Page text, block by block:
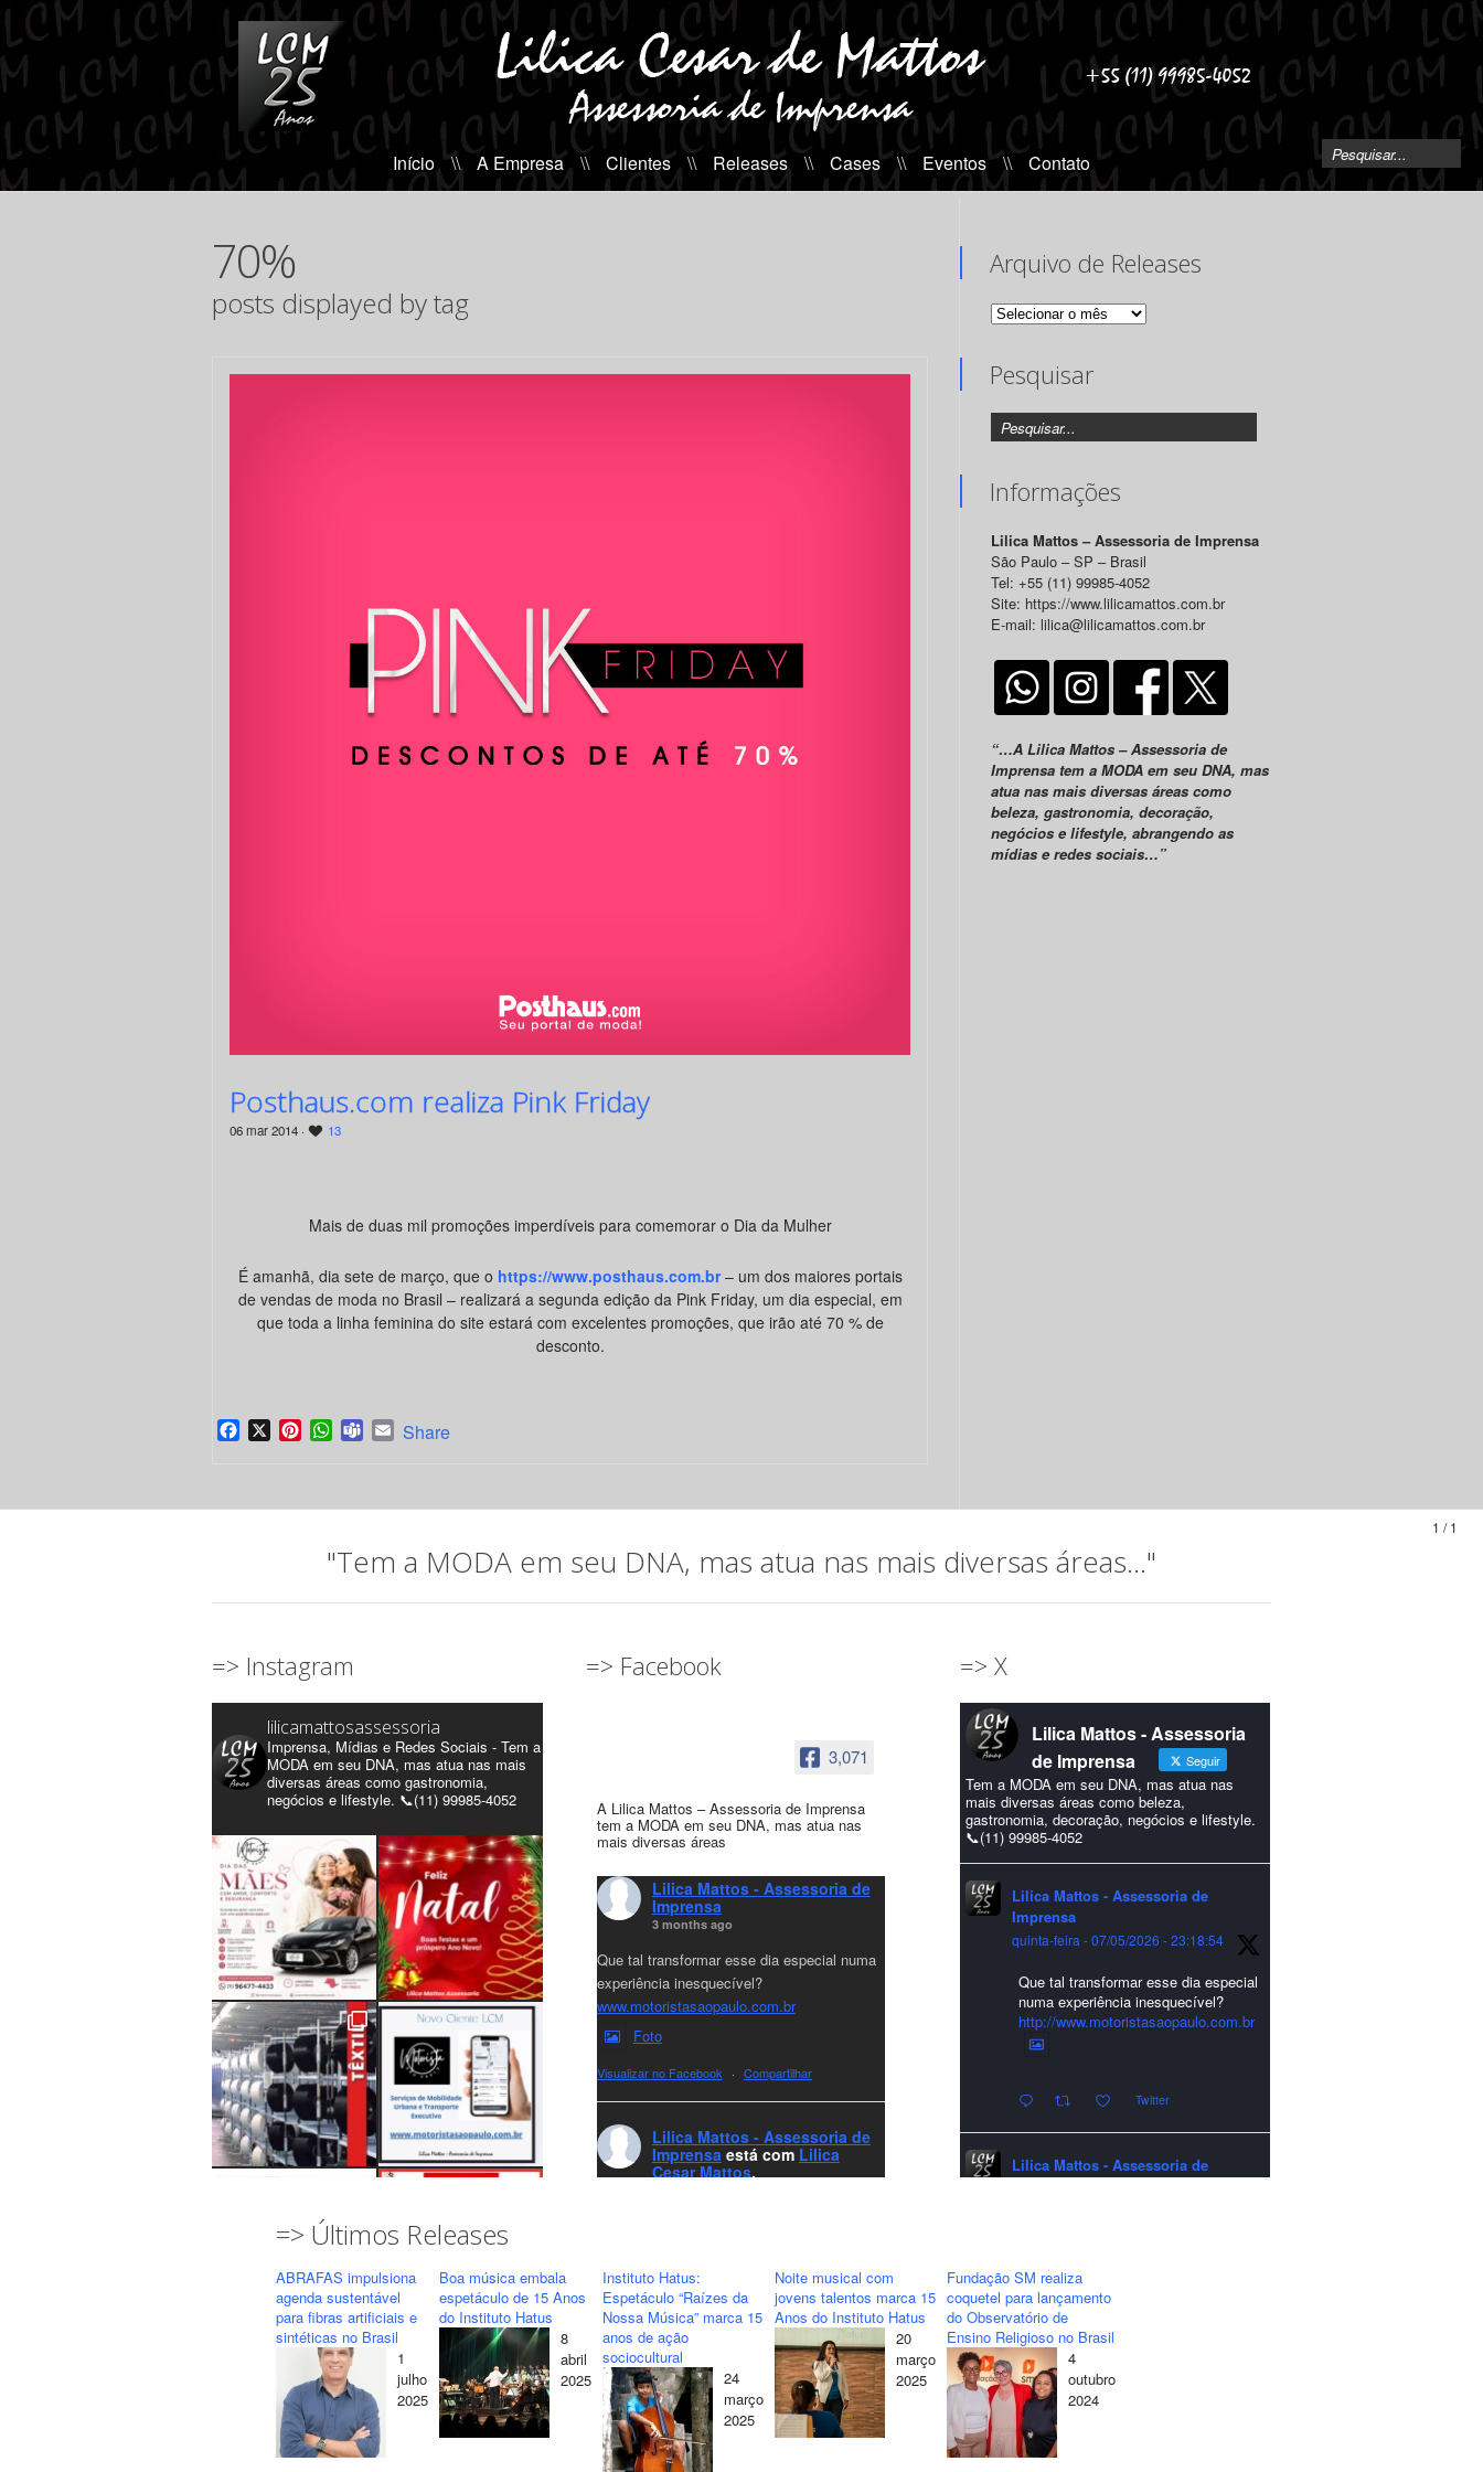
Início \\ A Empresa \\ Clientes \\ Releases \\ Cases \\ Eventos \\ Contato
70%
posts displayed by tag
Posthaus.com realiza Pink Friday
06 mar 2014 · 13
Mais de duas mil promoções imperdíveis para comemorar o Dia da Mulher
É amanhã, dia sete de março, que o https://www.posthaus.com.br – um dos maiores portais
de vendas de moda no Brasil – realizará a segunda edição da Pink Friday, um dia especial, em
que toda a linha feminina do site estará com excelentes promoções, que irão até 70 % de
desconto.
Facebook
X PinterestWhatsApp
TeamsEmail
Share
Arquivo de Releases
Arquivo
Pesquisar
Informações
Lilica Mattos – Assessoria de Imprensa
São Paulo – SP – Brasil
Tel: +55 (11) 99985-4052
Site: https://www.lilicamattos.com.br
E-mail: lilica@lilicamattos.com.br
“…A Lilica Mattos – Assessoria de
Imprensa tem a MODA em seu DNA, mas
atua nas mais diversas áreas como
beleza, gastronomia, decoração,
negócios e lifestyle, abrangendo as
mídias e redes sociais…”
1 / 1
"Tem a MODA em seu DNA, mas atua nas mais diversas áreas..."
=> Instagram
lilicamattosassessoria
Imprensa, Mídias e Redes Sociais - Tem a
MODA em seu DNA, mas atua nas mais
diversas áreas como gastronomia,
negócios e lifestyle. 📞(11) 99985-4052
Carregar mais... Seguir
=> Facebook
3,071
A Lilica Mattos – Assessoria de Imprensa
tem a MODA em seu DNA, mas atua nas
mais diversas áreas
Lilica Mattos - Assessoria de
Imprensa
3 months ago
Que tal transformar esse dia especial numa
experiência inesquecível?
www.motoristasaopaulo.com.br
Foto
Visualizar no Facebook · Compartilhar
Lilica Mattos - Assessoria de
Imprensa está com Lilica
Cesar Mattos.
realizações para todos clientes, jornalistas e
amigos que sempre nos acompanham!🎄✨
🥂❤️
#lcmassessoria
#natal
#merrychristmas #felizanonovo
#HappyNewYear
Foto
Visualizar no Facebook
=> X
Lilica Mattos - Assessoria
de Imprensa
Seguir
Tem a MODA em seu DNA, mas atua nas
mais diversas áreas como beleza,
gastronomia, decoração, negócios e lifestyle.
📞(11) 99985-4052
Lilica Mattos - Assessoria de
Imprensa
quinta-feira - 07/05/2026 - 23:18:54
Que tal transformar esse dia especial
numa experiência inesquecível?
http://www.motoristasaopaulo.com.br
Twitter
Lilica Mattos - Assessoria de
excelente Natal e um 2026 repleto de
conquistas e realizações para todos
clientes, jornalistas e amigos que
sempre nos acompanham!🎄✨🥂❤️
#lcmassessoria
#merrychristmas
#happynewyear
=> Últimos Releases
ABRAFAS impulsiona
agenda sustentável
para fibras artificiais e
sintéticas no Brasil
1
julho
2025
Boa música embala
espetáculo de 15 Anos
do Instituto Hatus
8
abril
2025
Instituto Hatus:
Espetáculo “Raízes da
Nossa Música” marca 15
anos de ação
sociocultural
24
março
2025
Noite musical com
jovens talentos marca 15
Anos do Instituto Hatus
20
março
2025
Fundação SM realiza
coquetel para lançamento
do Observatório de
Ensino Religioso no Brasil
4
outubro
2024